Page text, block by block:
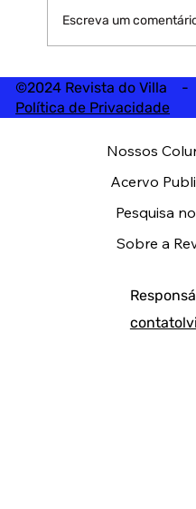
Escreva um
©2024 Revista do Villa -
Política de Privacidade
Nossos
Acervo
Pesquisa
Sobre a